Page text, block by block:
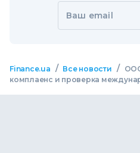
Ваш email
Finance.ua / Все новости /
комплаенс и проверка